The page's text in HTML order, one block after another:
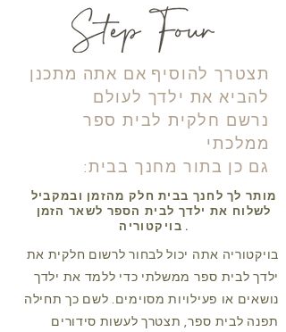
תצטרך להוסיף אם אתה מתכנן
להביא את ילדך לעולם
נרשם חלקית לבית ספר
ממלכתי
גם כן בתור מחנך בבית:
מותר לך לחנך בבית חלק מהזמן ובמקביל
לשלוח את ילדך לבית הספר לשאר הזמן
בויקטוריה .
בויקטוריה אתה יכול לבחור לרשום חלקית את
ילדך לבית ספר ממשלתי כדי ללמד את ילדך
נושאים או פעילויות מסוימים. לשם כך תחילה
תפנה לבית ספר, תצטרך לעשות סידורים